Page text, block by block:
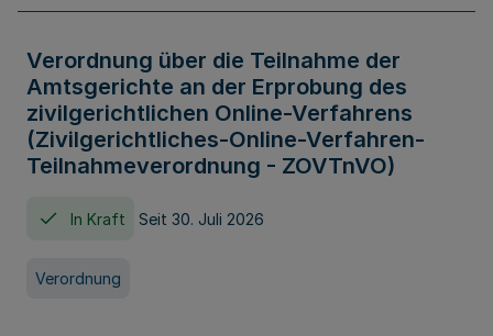
Verordnung über die Teilnahme der
Amtsgerichte an der Erprobung des
zivilgerichtlichen Online-Verfahrens
(Zivilgerichtliches-Online-Verfahren-
Teilnahmeverordnung - ZOVTnVO)
In Kraft Seit 30. Juli 2026
Verordnung